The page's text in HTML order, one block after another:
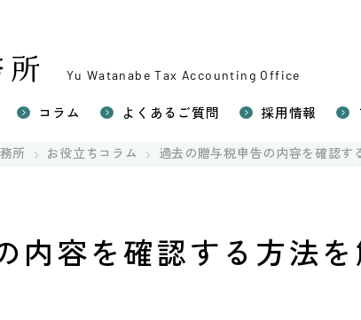
Yu Watanabe Tax Accounting Office
コラム よくあるご質問 採用情報
所 お役立ちコラム 過去の贈与税申告の内容を確認す
内容を確認する方法を